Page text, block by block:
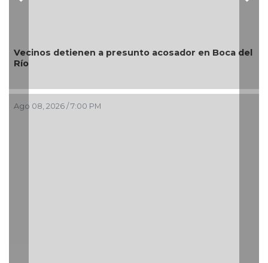
Vecinos detienen a presunto acosador en Boca del
Río
Ago 08, 2026 / 7:00 PM